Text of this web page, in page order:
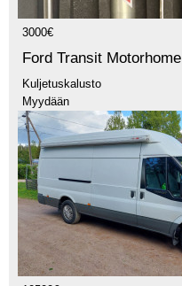
3000€
Ford Transit Motorhome
Kuljetuskalusto
Myydään